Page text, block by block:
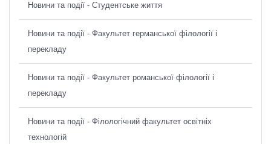
Новини та події - Студентське життя
Новини та події - Факультет германської філології і
перекладу
Новини та події - Факультет романської філології і
перекладу
Новини та події - Філологічний факультет освітніх
технологій